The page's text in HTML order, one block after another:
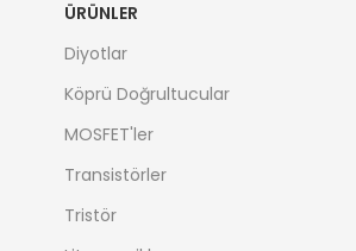
ÜRÜNLER
Diyotlar
Köprü Doğrultucular
MOSFET'ler
Transistörler
Tristör